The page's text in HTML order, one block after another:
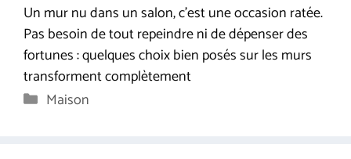
Un mur nu dans un salon, c’est une occasion ratée.
Pas besoin de tout repeindre ni de dépenser des
fortunes : quelques choix bien posés sur les murs
transforment complètement
Catégories
Maison